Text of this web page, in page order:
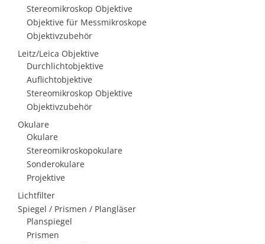
Stereomikroskop Objektive
Objektive für Messmikroskope
Objektivzubehör
Leitz/Leica Objektive
Durchlichtobjektive
Auflichtobjektive
Stereomikroskop Objektive
Objektivzubehör
Okulare
Okulare
Stereomikroskopokulare
Sonderokulare
Projektive
Lichtfilter
Spiegel / Prismen / Plangläser
Planspiegel
Prismen